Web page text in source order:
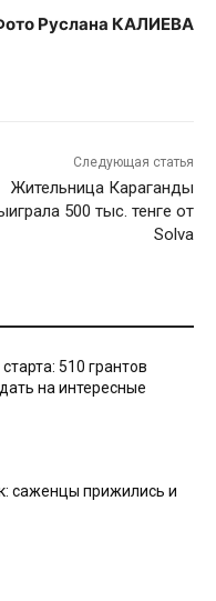
Руслана КАЛИЕВА
Следующая статья
Жительница Караганды
500 тыс. тенге от
Solva
510 грантов
на интересные
саженцы прижились и